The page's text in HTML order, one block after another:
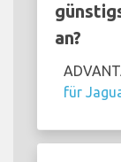
an?
für